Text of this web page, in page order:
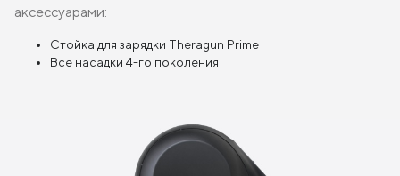
аксессуарами:
Стойка для зарядки Theragun Prime
Все насадки 4-го поколения